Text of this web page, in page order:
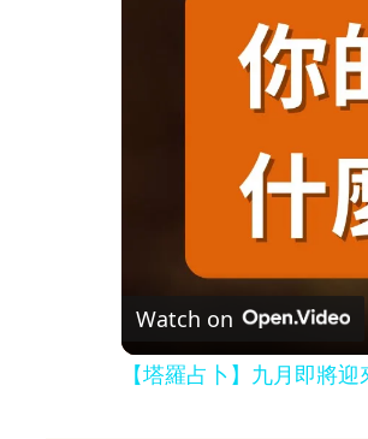
Watch on
【塔羅占卜】九月即將